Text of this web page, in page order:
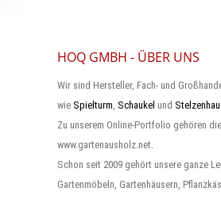
HOQ GMBH - ÜBER UNS
Wir sind Hersteller, Fach- und
wie Spielturm Schaukel und
Zu unserem Online-Portfolio gehören
www.gartenausholz.net.
Schon seit 2009 gehört unsere ganze
Gartenmöbeln, Gartenhäusern,